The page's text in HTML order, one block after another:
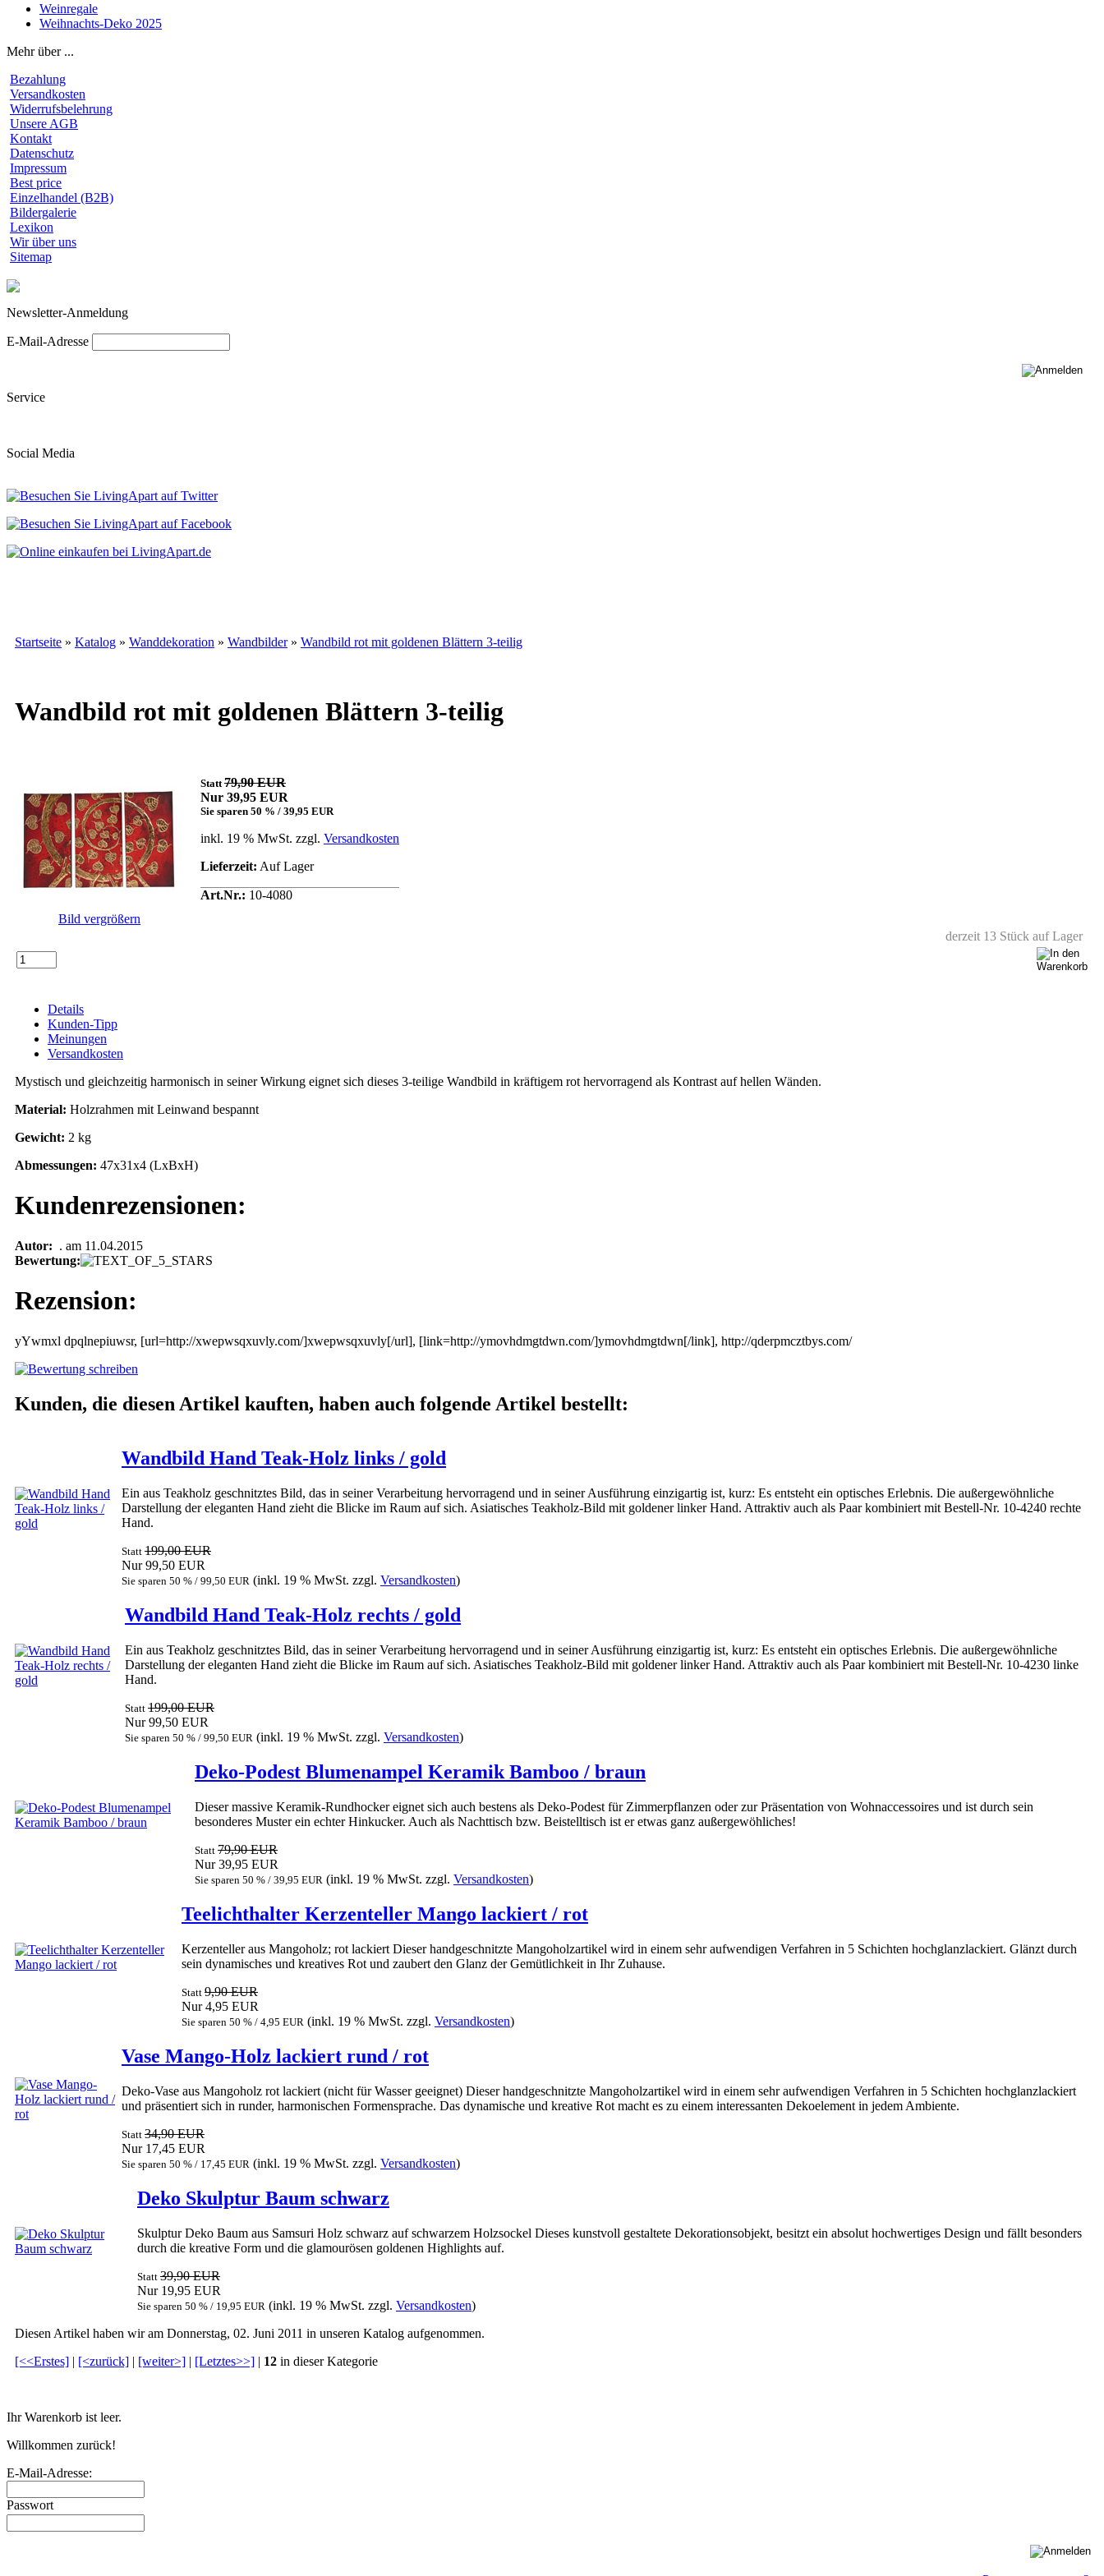
Weinregale
Weihnachts-Deko 2025
Mehr über ...
Bezahlung
Versandkosten
Widerrufsbelehrung
Unsere AGB
Kontakt
Datenschutz
Impressum
Best price
Einzelhandel (B2B)
Bildergalerie
Lexikon
Wir über uns
Sitemap
Newsletter-Anmeldung
E-Mail-Adresse
Service
Social Media
Startseite » Katalog » Wanddekoration » Wandbilder» Wandbild rot mit goldenen Blättern 3-teilig
Wandbild rot mit goldenen Blättern 3-teilig
Bild vergrößern
Statt 79,90 EUR
Nur 39,95 EUR
Sie sparen 50 % / 39,95 EUR
inkl. 19 % MwSt. zzgl. Versandkosten
Lieferzeit: Auf Lager
Art.Nr.: 10-4080
derzeit 13 Stück auf Lager
Details
Kunden-Tipp
Meinungen
Versandkosten
Mystisch und gleichzeitig harmonisch in seiner Wirkung eignet sich dieses 3-teilige Wandbild in kräftigem rot hervorragend als Kontrast auf hellen Wänden.
Material: Holzrahmen mit Leinwand bespannt
Gewicht: 2 kg
Abmessungen: 47x31x4 (LxBxH)
Kundenrezensionen:
Autor: . am 11.04.2015
Bewertung:
Rezension:
yYwmxl dpqlnepiuwsr, [url=http://xwepwsqxuvly.com/]xwepwsqxuvly[/url], [link=http://ymovhdmgtdwn.com/]ymovhdmgtdwn[/link], http://qderpmcztbys.com/
Kunden, die diesen Artikel kauften, haben auch folgende Artikel bestellt:
Wandbild Hand Teak-Holz links / gold
Ein aus Teakholz geschnitztes Bild, das in seiner Verarbeitung hervorragend und in seiner Ausführung einzigartig ist, kurz: Es entsteht ein optisches Erlebnis. Die außergewöhnliche
Darstellung der eleganten Hand zieht die Blicke im Raum auf sich. Asiatisches Teakholz-Bild mit goldener linker Hand. Attraktiv auch als Paar kombiniert mit Bestell-Nr. 10-4240 rechte
Hand.
Statt 199,00 EUR
Nur 99,50 EUR
Sie sparen 50 % / 99,50 EUR (inkl. 19 % MwSt. zzgl. Versandkosten)
Wandbild Hand Teak-Holz rechts / gold
Ein aus Teakholz geschnitztes Bild, das in seiner Verarbeitung hervorragend und in seiner Ausführung einzigartig ist, kurz: Es entsteht ein optisches Erlebnis. Die außergewöhnliche
Darstellung der eleganten Hand zieht die Blicke im Raum auf sich. Asiatisches Teakholz-Bild mit goldener linker Hand. Attraktiv auch als Paar kombiniert mit Bestell-Nr. 10-4230 linke
Hand.
Statt 199,00 EUR
Nur 99,50 EUR
Sie sparen 50 % / 99,50 EUR (inkl. 19 % MwSt. zzgl. Versandkosten)
Deko-Podest Blumenampel Keramik Bamboo / braun
Dieser massive Keramik-Rundhocker eignet sich auch bestens als Deko-Podest für Zimmerpflanzen oder zur Präsentation von Wohnaccessoires und ist durch sein
besonderes Muster ein echter Hinkucker. Auch als Nachttisch bzw. Beistelltisch ist er etwas ganz außergewöhliches!
Statt 79,90 EUR
Nur 39,95 EUR
Sie sparen 50 % / 39,95 EUR (inkl. 19 % MwSt. zzgl. Versandkosten)
Teelichthalter Kerzenteller Mango lackiert / rot
Kerzenteller aus Mangoholz; rot lackiert Dieser handgeschnitzte Mangoholzartikel wird in einem sehr aufwendigen Verfahren in 5 Schichten hochglanzlackiert. Glänzt durch
sein dynamisches und kreatives Rot und zaubert den Glanz der Gemütlichkeit in Ihr Zuhause.
Statt 9,90 EUR
Nur 4,95 EUR
Sie sparen 50 % / 4,95 EUR (inkl. 19 % MwSt. zzgl. Versandkosten)
Vase Mango-Holz lackiert rund / rot
Deko-Vase aus Mangoholz rot lackiert (nicht für Wasser geeignet) Dieser handgeschnitzte Mangoholzartikel wird in einem sehr aufwendigen Verfahren in 5 Schichten hochglanzlackiert
und präsentiert sich in runder, harmonischen Formensprache. Das dynamische und kreative Rot macht es zu einem interessanten Dekoelement in jedem Ambiente.
Statt 34,90 EUR
Nur 17,45 EUR
Sie sparen 50 % / 17,45 EUR (inkl. 19 % MwSt. zzgl. Versandkosten)
Deko Skulptur Baum schwarz
Skulptur Deko Baum aus Samsuri Holz schwarz auf schwarzem Holzsockel Dieses kunstvoll gestaltete Dekorationsobjekt, besitzt ein absolut hochwertiges Design und fällt besonders
durch die kreative Form und die glamourösen goldenen Highlights auf.
Statt 39,90 EUR
Nur 19,95 EUR
Sie sparen 50 % / 19,95 EUR (inkl. 19 % MwSt. zzgl. Versandkosten)
Diesen Artikel haben wir am Donnerstag, 02. Juni 2011 in unseren Katalog aufgenommen.
[<<Erstes] | [<zurück] | [weiter>] | [Letztes>>] | 12 in dieser Kategorie
Ihr Warenkorb ist leer.
Willkommen zurück!
E-Mail-Adresse:
Passwort